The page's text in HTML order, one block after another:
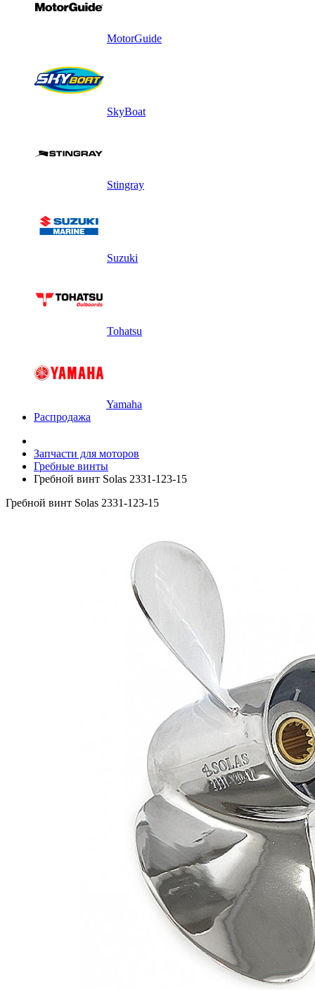
MotorGuide
SkyBoat
Stingray
Suzuki
Tohatsu
Yamaha
Распродажа
Запчасти для моторов
Гребные винты
Гребной винт Solas 2331-123-15
Гребной винт Solas 2331-123-15